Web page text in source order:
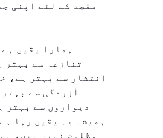
مقصد کے لئے اپنی
تنازعہ سے بہتر
انتشار سے بہتر ہے،
آزردگی سے بہتر
دیواروں سے بہتر
ہمیشہ یہ یقین رہا
مظلوم نہیں ہیں،